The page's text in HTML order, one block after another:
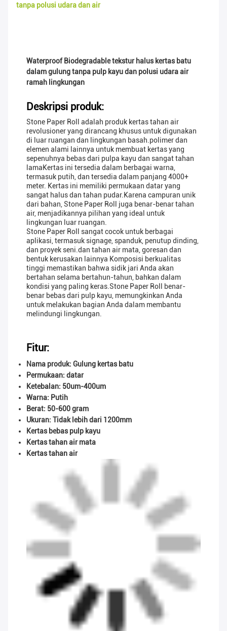
tanpa polusi udara dan air
Waterproof Biodegradable tekstur halus kertas batu
dalam gulung tanpa pulp kayu dan polusi udara air
ramah lingkungan
Deskripsi produk:
Stone Paper Roll adalah produk kertas tahan air
revolusioner yang dirancang khusus untuk digunakan
di luar ruangan dan lingkungan basah.polimer dan
elemen alami lainnya untuk membuat kertas yang
sepenuhnya bebas dari pulpa kayu dan sangat tahan
lamaKertas ini tersedia dalam berbagai warna,
termasuk putih, dan tersedia dalam panjang 4000+
meter. Kertas ini memiliki permukaan datar yang
sangat halus dan tahan pudar.Karena campuran unik
dari bahan, Stone Paper Roll juga benar-benar tahan
air, menjadikannya pilihan yang ideal untuk
lingkungan luar ruangan.
Stone Paper Roll sangat cocok untuk berbagai
aplikasi, termasuk signage, spanduk, penutup dinding,
dan proyek seni.dan tahan air mata, goresan dan
bentuk kerusakan lainnya Komposisi berkualitas
tinggi memastikan bahwa sidik jari Anda akan
bertahan selama bertahun-tahun, bahkan dalam
kondisi yang paling keras.Stone Paper Roll benar-
benar bebas dari pulp kayu, memungkinkan Anda
untuk melakukan bagian Anda dalam membantu
melindungi lingkungan.
Fitur:
Nama produk: Gulung kertas batu
Permukaan: datar
Ketebalan: 50um-400um
Warna: Putih
Berat: 50-600 gram
Ukuran: Tidak lebih dari 1200mm
Kertas bebas pulp kayu
Kertas tahan air mata
Kertas tahan air